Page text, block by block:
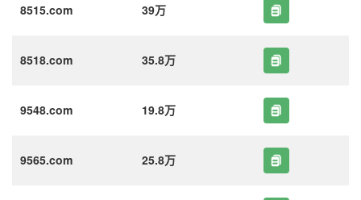
8515.com 39万
8518.com 35.8万
9548.com 19.8万
9565.com 25.8万